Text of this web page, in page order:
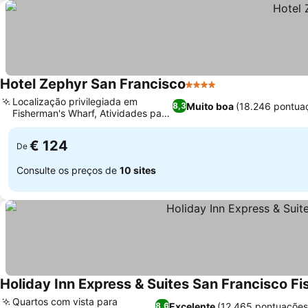
Hotel Zephyr San Francisco4 Estrelas
8,3Muito boa (18.246
Localização privilegiada em
Fisherman's Wharf, Atividades para
a família
De € 124
Consulte os preços de 10 sites
Holiday Inn Express & Suites San Francisco
8,6
Quartos com vista para